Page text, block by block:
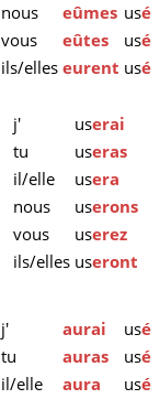
nous
eûmes usé
vous
eûtes usé
ils/elles eurent usé
j'
userai
tu
useras
il/elle
usera
nous
userons
vous
userez
ils/elles useront
j'
aurai usé
tu
auras usé
il/elle
aura usé